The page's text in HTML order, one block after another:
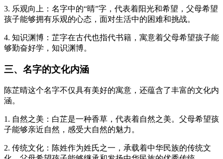
3. 乐观向上：名字中的“晴”字，代表着阳光和希望，父母希望
孩子能够拥有乐观的心态，面对生活中的困难和挑战。
4. 知识渊博：芷字在古代也指代书籍，寓意着父母希望孩子能
够勤奋好学，知识渊博。
三、名字的文化内涵
陈芷晴这个名字不仅具有美好的寓意，还蕴含了丰富的文化内
涵。
1. 自然之美：白芷是一种香草，代表着自然之美。父母希望孩
子能够亲近自然，感受大自然的魅力。
2. 传统文化：陈姓作为姓氏之一，承载着中华民族的传统文